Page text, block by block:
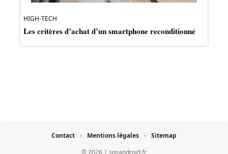
HIGH-TECH
Les critères d’achat d’un smartphone reconditionné
© 2026 | sosandroid.fr
Contact Mentions légales Sitemap